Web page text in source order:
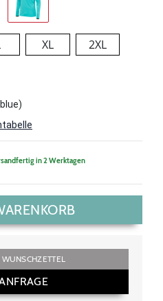
XL
2XL
in 2 Werktagen